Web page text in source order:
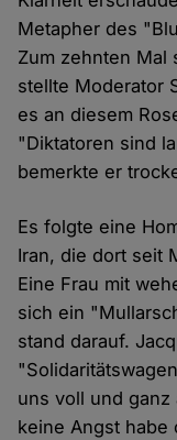
Metapher des
Zum zehnten Mal
stellte Moderator
es an diesem
"Diktatoren sind
bemerkte er
Es folgte eine
Iran, die dort seit
Eine Frau mit
sich ein
stand darauf.
uns voll und
keine Angst habe